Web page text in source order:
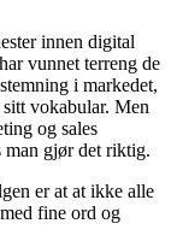
innen digital
vunnet terreng de
i markedet,
vokabular. Men
og sales
man gjør det riktig.
er at at ikke alle
fine ord og